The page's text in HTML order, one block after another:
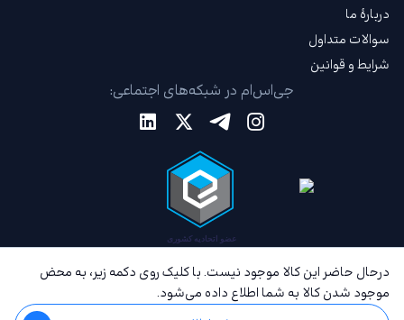
درحال حاضر این کالا موجود نیست. با کلیک روی دکمه زیر، به محض
موجود شدن کالا به شما اطلاع داده می‌شود.
دربارهٔ ما
سوالات متداول
شرایط و قوانین
جی‌اس‌ام در شبکه‌های اجتماعی: